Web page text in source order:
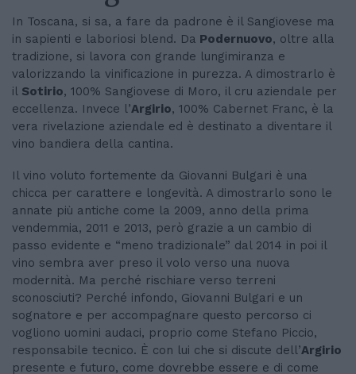
In Toscana, si sa, a fare da padrone è il Sangiovese ma
in sapienti e laboriosi blend. Da Podernuovo, oltre alla
tradizione, si lavora con grande lungimiranza e
valorizzando la vinificazione in purezza. A dimostrarlo è
il Sotirio, 100% Sangiovese di Moro, il cru aziendale per
eccellenza. Invece l’Argirio, 100% Cabernet Franc, è la
vera rivelazione aziendale ed è destinato a diventare il
vino bandiera della cantina.
Il vino voluto fortemente da Giovanni Bulgari è una
chicca per carattere e longevità. A dimostrarlo sono le
annate più antiche come la 2009, anno della prima
vendemmia, 2011 e 2013, però grazie a un cambio di
passo evidente e “meno tradizionale” dal 2014 in poi il
vino sembra aver preso il volo verso una nuova
modernità. Ma perché rischiare verso terreni
sconosciuti? Perché infondo, Giovanni Bulgari e un
sognatore e per accompagnare questo percorso ci
vogliono uomini audaci, proprio come Stefano Piccio,
responsabile tecnico. È con lui che si discute dell’Argirio
presente e futuro, come dovrebbe essere e di come